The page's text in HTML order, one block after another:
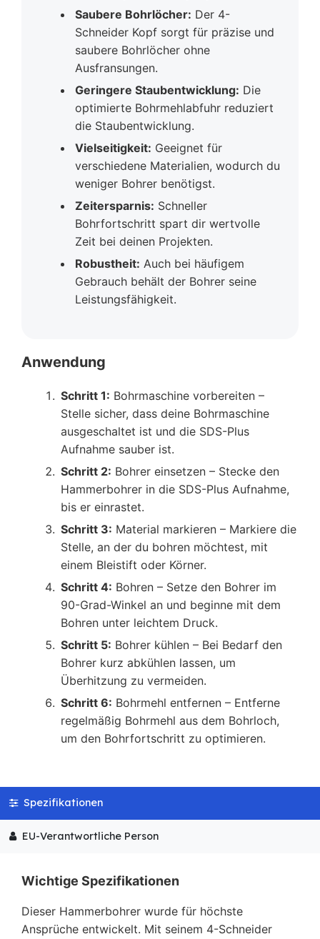
Saubere Bohrlöcher: Der 4-
Schneider Kopf sorgt für präzise und
saubere Bohrlöcher ohne
Ausfransungen.
Geringere Staubentwicklung: Die
optimierte Bohrmehlabfuhr reduziert
die Staubentwicklung.
Vielseitigkeit: Geeignet für
verschiedene Materialien, wodurch du
weniger Bohrer benötigst.
Zeitersparnis: Schneller
Bohrfortschritt spart dir wertvolle
Zeit bei deinen Projekten.
Robustheit: Auch bei häufigem
Gebrauch behält der Bohrer seine
Leistungsfähigkeit.
Anwendung
Schritt 1: Bohrmaschine vorbereiten –
Stelle sicher, dass deine Bohrmaschine
ausgeschaltet ist und die SDS-Plus
Aufnahme sauber ist.
Schritt 2: Bohrer einsetzen – Stecke den
Hammerbohrer in die SDS-Plus Aufnahme,
bis er einrastet.
Schritt 3: Material markieren – Markiere die
Stelle, an der du bohren möchtest, mit
einem Bleistift oder Körner.
Schritt 4: Bohren – Setze den Bohrer im
90-Grad-Winkel an und beginne mit dem
Bohren unter leichtem Druck.
Schritt 5: Bohrer kühlen – Bei Bedarf den
Bohrer kurz abkühlen lassen, um
Überhitzung zu vermeiden.
Schritt 6: Bohrmehl entfernen – Entferne
regelmäßig Bohrmehl aus dem Bohrloch,
um den Bohrfortschritt zu optimieren.
Spezifikationen
EU-Verantwortliche Person
Wichtige Spezifikationen
Dieser Hammerbohrer wurde für höchste
Ansprüche entwickelt. Mit seinem 4-Schneider